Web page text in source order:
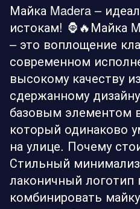
Майка Madera –
истокам! 🦍🔥Майка
– это воплощение
современном
высокому качеству
сдержанному
базовым элементом
который одинаково
на улице. Почему
Стильный
лаконичный логотип
комбинировать